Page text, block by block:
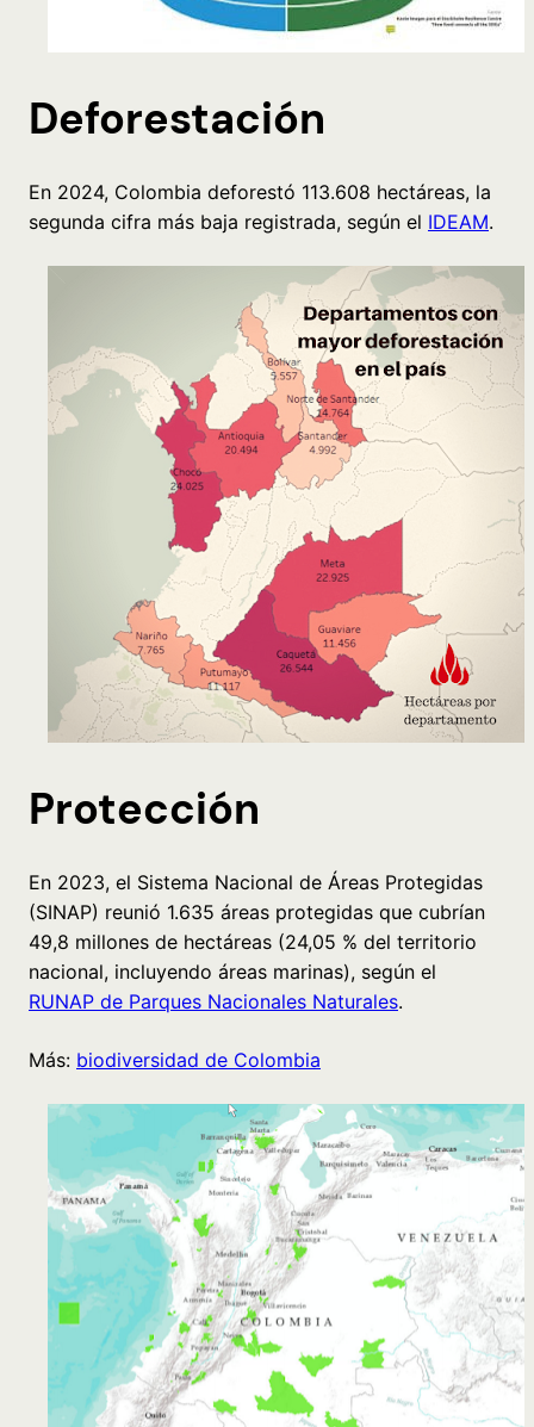
Deforestación
En 2024, Colombia deforestó 113.608 hectáreas, la
segunda cifra más baja registrada, según el IDEAM.
Protección
En 2023, el Sistema Nacional de Áreas Protegidas
(SINAP) reunió 1.635 áreas protegidas que cubrían
49,8 millones de hectáreas (24,05 % del territorio
nacional, incluyendo áreas marinas), según el
RUNAP de Parques Nacionales Naturales.
Más: biodiversidad de Colombia